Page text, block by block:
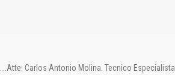
Carlos Antonio Molina. Tecnico Especialista